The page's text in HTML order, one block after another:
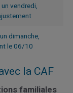
vendredi,
dimanche,
le 06/10
la CAF
familiales